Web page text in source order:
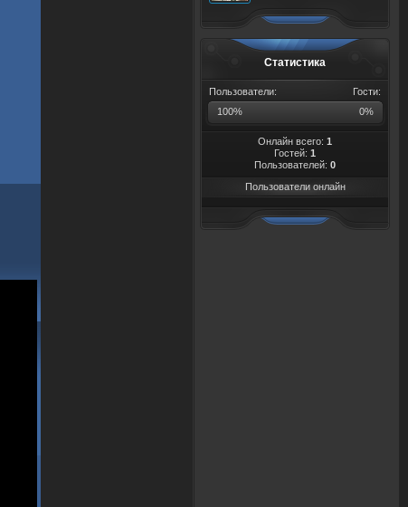
Статистика
Гости:
Пользователи:
100%
0%
Онлайн всего: 1
Гостей: 1
Пользователей: 0
Пользователи онлайн